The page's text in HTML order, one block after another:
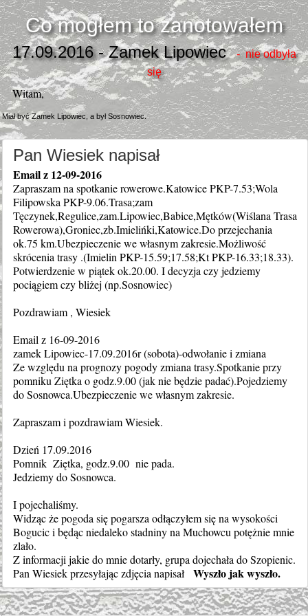
Co mogłem to zanotowałem
17.09.2016 - Zamek Lipowiec - nie odbyła
się
Witam,
Miał być Zamek Lipowiec, a był Sosnowiec.
Pan Wiesiek napisał
Email z 12-09-2016
Zapraszam na spotkanie rowerowe.Katowice PKP-7.53;Wola
Filipowska PKP-9.06.Trasa;zam
Tęczynek,Regulice,zam.Lipowiec,Babice,Mętków(Wiślana Trasa
Rowerowa),Groniec,zb.Imielińki,Katowice.Do przejechania
ok.75 km.Ubezpieczenie we własnym zakresie.Możliwość
skrócenia trasy .(Imielin PKP-15.59;17.58;Kt PKP-16.33;18.33).
Potwierdzenie w piątek ok.20.00. I decyzja czy jedziemy
pociągiem czy bliżej (np.Sosnowiec)
Pozdrawiam , Wiesiek
Email z 16-09-2016
zamek Lipowiec-17.09.2016r (sobota)-odwołanie i zmiana
Ze względu na prognozy pogody zmiana trasy.Spotkanie przy
pomniku Ziętka o godz.9.00 (jak nie będzie padać).Pojedziemy
do Sosnowca.Ubezpieczenie we własnym zakresie.
Zapraszam i pozdrawiam Wiesiek.
Dzień 17.09.2016
Pomnik Ziętka, godz.9.00 nie pada.
Jedziemy do Sosnowca.
I pojechaliśmy.
Widząc że pogoda się pogarsza odłączyłem się na wysokości
Bogucic i będąc niedaleko stadniny na Muchowcu potężnie mnie
zlało.
Z informacji jakie do mnie dotarły, grupa dojechała do Szopienic.
Pan Wiesiek przesyłając zdjęcia napisał
Wyszło jak wyszło.